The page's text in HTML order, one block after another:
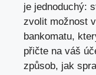
je jednoduchý:
zvolit možnost
bankomatu,
přičte na váš
způsob, jak